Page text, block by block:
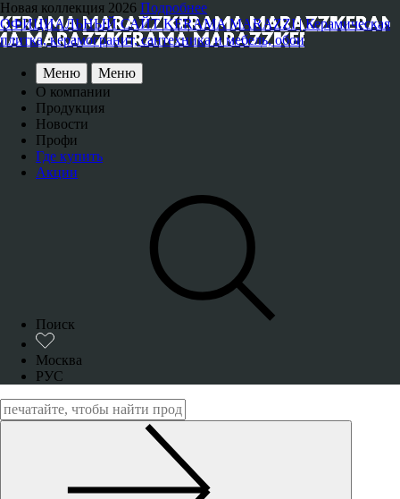
Новая коллекция 2026 Подробнее
ОФИЦИАЛЬНЫЙ САЙТ KERAMA MARAZZI | Керамическая
плитка, керамогранит, сантехника и мебель, обои
Меню
Меню
О компании
Продукция
Новости
Профи
Где купить
Акции
Поиск
Москва
РУС